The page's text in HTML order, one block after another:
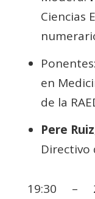
Ciencias
Ponentes:
en
de la
Pere Ruiz
Directivo
19:30 –